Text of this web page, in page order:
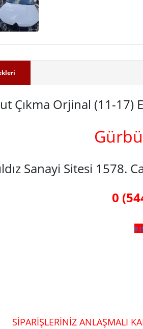
Çıkma Orjinal (11-17)
Sanayi Sitesi
0
0
SİPARİŞLERİNİZ ANLAŞMALI